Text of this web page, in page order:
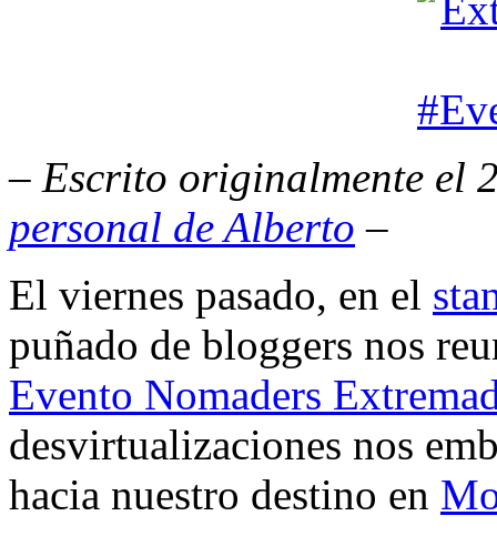
– Escrito originalmente el
personal de Alberto –
El viernes pasado, en el
puñado de bloggers nos
Evento Nomaders
desvirtualizaciones nos
hacia nuestro destino en